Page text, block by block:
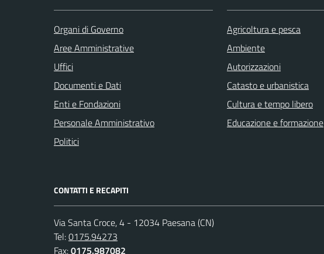
Organi di Governo
Aree Amministrative
Uffici
Documenti e Dati
Enti e Fondazioni
Personale Amministrativo
Politici
Agricoltura e pesca
Ambiente
Autorizzazioni
Catasto e urbanistica
Cultura e tempo libero
Educazione e formazione
CONTATTI E RECAPITI
Via Santa Croce, 4 - 12034 Paesana (CN)
Tel:0175.94273
Fax:0175.987082